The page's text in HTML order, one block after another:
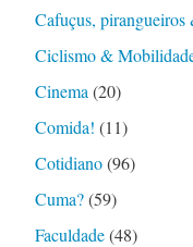
Cafuçus, pirangueiros
Ciclismo &
Cinema (20)
Comida! (11)
Cotidiano(96)
Cuma?(59)
Faculdade(48)